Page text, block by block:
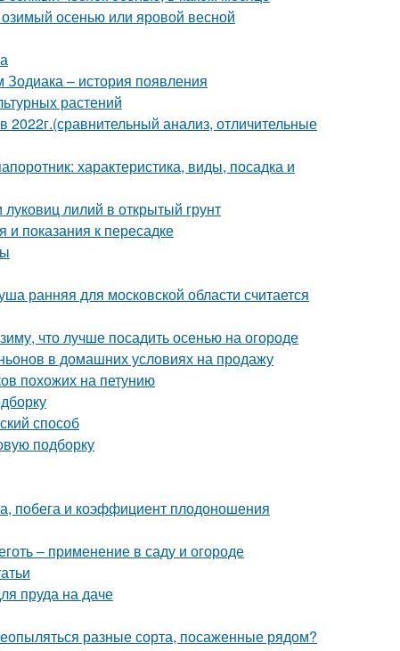
осенью или яровой весной
Зодиака – история появления
растений
анализ, отличительные
характеристика, виды, посадка и
лилий в открытый грунт
показания к пересадке
ранняя для московской области считается
что лучше посадить осенью на огороде
в домашних условиях на продажу
похожих на петунию
способ
подборку
побега и коэффициент плодоношения
– применение в саду и огороде
пруда на даче
разные сорта, посаженные рядом?